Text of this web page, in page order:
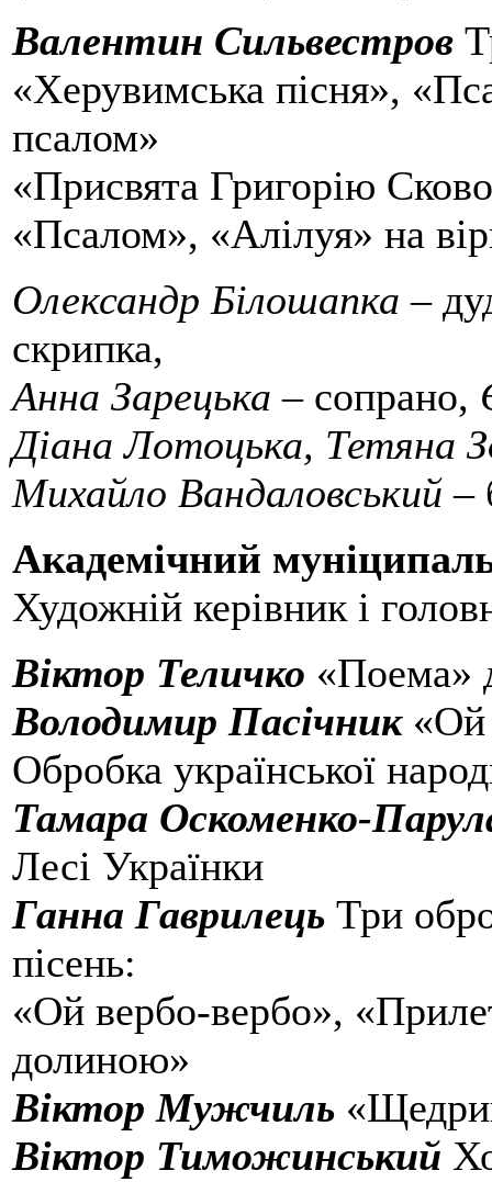
Валентин Сильвестров
«Херувимська пісня»,
псалом»
«Присвята Григорію
«Псалом», «Алілуя» на
Олександр Білошапка –
скрипка,
Анна Зарецька – сопрано,
Діана Лотоцька, Тетяна
Михайло Вандаловський –
Академічний
Художній керівник і
Віктор Теличко «Поема»
Володимир Пасічник«Ой
Обробка української
Тамара Оскоменко-
Лесі Українки
Ганна Гаврилець Три
пісень:
«Ой вербо-вербо»,
долиною»
Віктор Мужчиль
Віктор Тиможинський